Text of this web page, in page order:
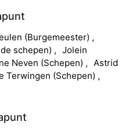
(Burgemeester)
schepen)
Jolein
Neven (Schepen)
Astrid
Terwingen (Schepen)